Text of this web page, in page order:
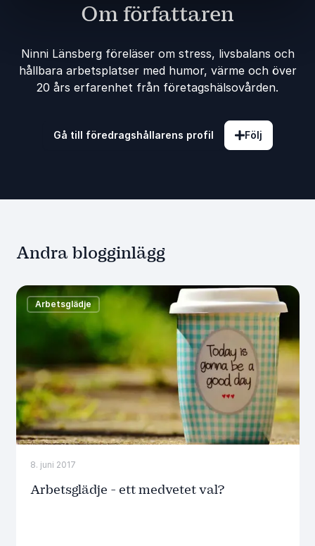
Om författaren
Ninni Länsberg föreläser om stress, livsbalans och
hållbara arbetsplatser med humor, värme och över
20 års erfarenhet från företagshälsovården.
Gå till föredragshållarens profil Följ
Andra blogginlägg
8. juni 2017
Arbetsglädje - ett medvetet val?
Arbetsglädje